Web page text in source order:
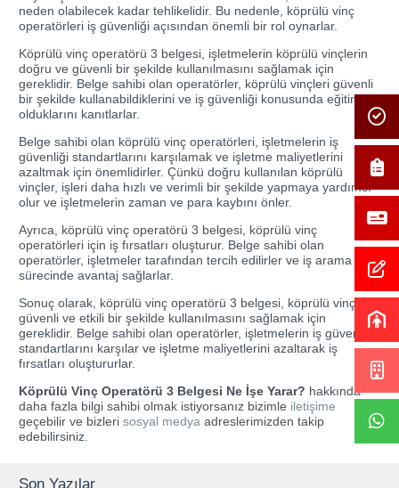
neden olabilecek kadar tehlikelidir. Bu nedenle, köprülü vinç
operatörleri iş güvenliği açısından önemli bir rol oynarlar.
Köprülü vinç operatörü 3 belgesi, işletmelerin köprülü vinçlerin
doğru ve güvenli bir şekilde kullanılmasını sağlamak için
gereklidir. Belge sahibi olan operatörler, köprülü vinçleri güvenli
bir şekilde kullanabildiklerini ve iş güvenliği konusunda eğitimli
olduklarını kanıtlarlar.
Belge sahibi olan köprülü vinç operatörleri, işletmelerin iş
güvenliği standartlarını karşılamak ve işletme maliyetlerini
azaltmak için önemlidirler. Çünkü doğru kullanılan köprülü
vinçler, işleri daha hızlı ve verimli bir şekilde yapmaya yardımcı
olur ve işletmelerin zaman ve para kaybını önler.
Ayrıca, köprülü vinç operatörü 3 belgesi, köprülü vinç
operatörleri için iş fırsatları oluşturur. Belge sahibi olan
operatörler, işletmeler tarafından tercih edilirler ve iş arama
sürecinde avantaj sağlarlar.
Sonuç olarak, köprülü vinç operatörü 3 belgesi, köprülü vinçlerin
güvenli ve etkili bir şekilde kullanılmasını sağlamak için
gereklidir. Belge sahibi olan operatörler, işletmelerin iş güvenliği
standartlarını karşılar ve işletme maliyetlerini azaltarak iş
fırsatları oluştururlar.
Köprülü Vinç Operatörü 3 Belgesi Ne İşe Yarar? hakkında
daha fazla bilgi sahibi olmak istiyorsanız bizimle iletişime
geçebilir ve bizleri sosyal medya adreslerimizden takip
edebilirsiniz.
Son Yazılar